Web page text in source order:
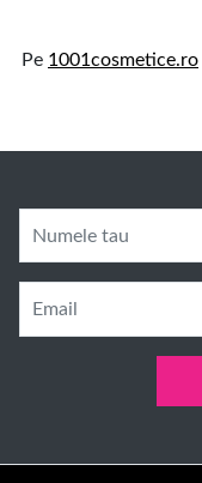
Pe 1001cosmetice.ro
Numele tau
Email